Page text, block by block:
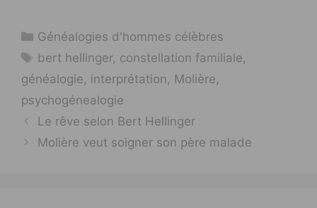
Catégories
Généalogies d'hommes célèbres
Étiquettes
bert hellinger, constellation familiale,
généalogie, interprétation, Molière,
psychogénealogie
Le rêve selon Bert Hellinger
Molière veut soigner son père malade